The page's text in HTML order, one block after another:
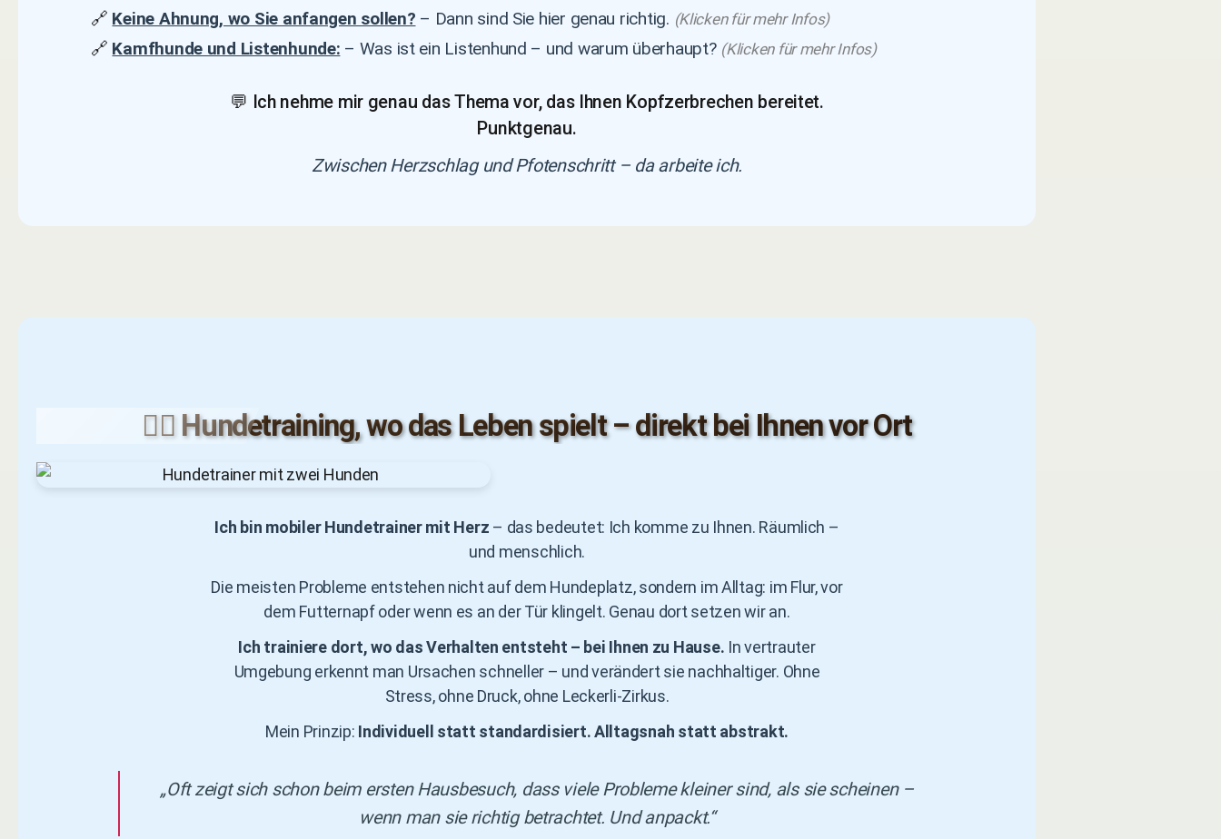
🔗 Keine Ahnung, wo Sie anfangen sollen? – Dann sind Sie hier genau richtig. (Klicken für mehr Infos)
🔗 Kamfhunde und Listenhunde: – Was ist ein Listenhund – und warum überhaupt? (Klicken für mehr Infos)
💬 Ich nehme mir genau das Thema vor, das Ihnen Kopfzerbrechen bereitet.
Punktgenau.
Zwischen Herzschlag und Pfotenschritt – da arbeite ich.
🐕‍🦺 Hundetraining, wo das Leben spielt – direkt bei Ihnen vor Ort
Ich bin mobiler Hundetrainer mit Herz – das bedeutet: Ich komme zu Ihnen. Räumlich –
und menschlich.
Die meisten Probleme entstehen nicht auf dem Hundeplatz, sondern im Alltag: im Flur, vor
dem Futternapf oder wenn es an der Tür klingelt. Genau dort setzen wir an.
Ich trainiere dort, wo das Verhalten entsteht – bei Ihnen zu Hause. In vertrauter
Umgebung erkennt man Ursachen schneller – und verändert sie nachhaltiger. Ohne
Stress, ohne Druck, ohne Leckerli-Zirkus.
Mein Prinzip: Individuell statt standardisiert. Alltagsnah statt abstrakt.
„Oft zeigt sich schon beim ersten Hausbesuch, dass viele Probleme kleiner sind, als sie scheinen –
wenn man sie richtig betrachtet. Und anpackt.“